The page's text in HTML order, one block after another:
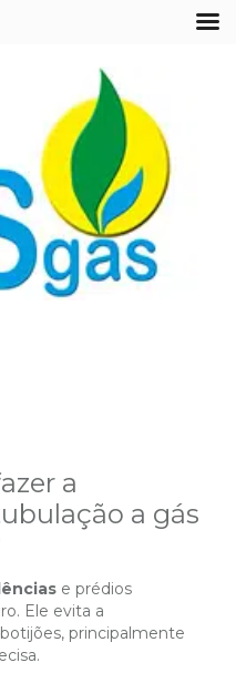
a
a gás
e prédios
Ele evita a
principalmente